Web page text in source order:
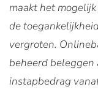
maakt het
de
vergroten.
beheerd beleggen
instapbedrag